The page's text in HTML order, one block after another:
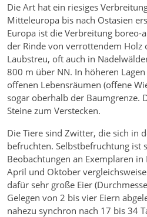
Die Art hat ein riesiges
Mitteleuropa bis nach Ostasien
Europa ist die Verbreitung boreo-
der Rinde von verrottendem Holz
Laubstreu, oft auch in
800 m über NN. In höheren
offenen Lebensräumen (offene
sogar oberhalb der Baumgrenze.
Steine zum Verstecken.
Die Tiere sind Zwitter, die sich in
befruchten. Selbstbefruchtung ist
Beobachtungen an Exemplaren
April und Oktober
dafür sehr große Eier
Gelegen von 2 bis vier Eiern
nahezu synchron nach 17 bis 34